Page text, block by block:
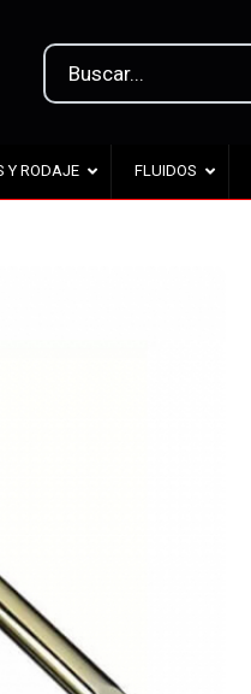
Y RODAJE FLUIDOS